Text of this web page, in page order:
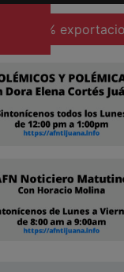
exportaciones de